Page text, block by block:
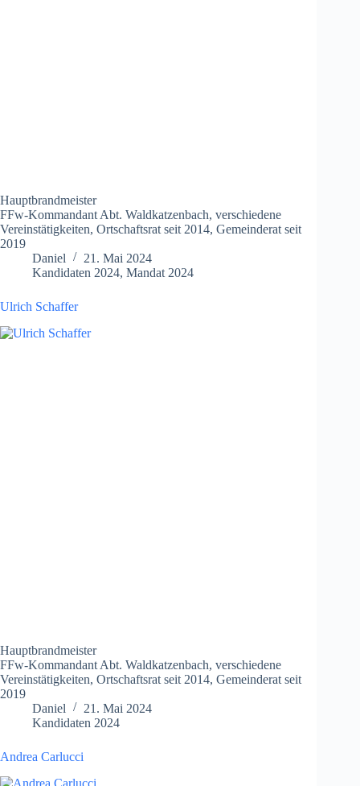
Hauptbrandmeister
FFw-Kommandant Abt. Waldkatzenbach, verschiedene
Vereinstätigkeiten, Ortschaftsrat seit 2014, Gemeinderat seit
2019
Daniel
21. Mai 2024
Kandidaten 2024, Mandat 2024
Ulrich Schaffer
Hauptbrandmeister
FFw-Kommandant Abt. Waldkatzenbach, verschiedene
Vereinstätigkeiten, Ortschaftsrat seit 2014, Gemeinderat seit
2019
Daniel
21. Mai 2024
Kandidaten 2024
Andrea Carlucci